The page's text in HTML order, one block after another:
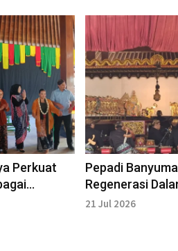
Perkuat
Budaya
Pepadi
Regenerasi
demi Lestarikan
21 Jul 2026